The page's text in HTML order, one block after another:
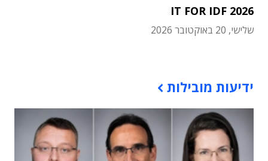
IT FOR IDF 2026
שלישי, 20 באוקטובר 2026
ידיעות מובילות